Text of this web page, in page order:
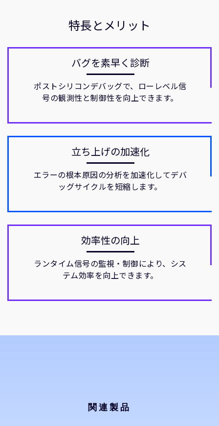
特長とメリット
バグを素早く診断
ポストシリコンデバッグで、ローレベル信
号の観測性と制御性を向上できます。
立ち上げの加速化
エラーの根本原因の分析を加速化してデバ
ッグサイクルを短縮します。
効率性の向上
ランタイム信号の監視・制御により、シス
テム効率を向上できます。
関連製品